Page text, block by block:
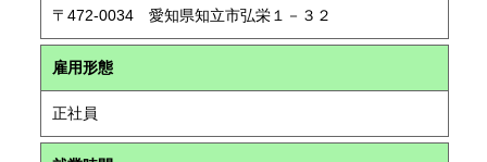
〒472-0034 愛知県知立市弘栄１－３２
雇用形態
正社員